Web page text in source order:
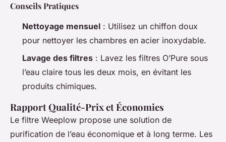
Conseils Pratiques
Nettoyage mensuel : Utilisez un chiffon doux
pour nettoyer les chambres en acier inoxydable.
Lavage des filtres : Lavez les filtres O’Pure sous
l’eau claire tous les deux mois, en évitant les
produits chimiques.
Rapport Qualité-Prix et Économies
Le filtre Weeplow propose une solution de
purification de l’eau économique et à long terme. Les